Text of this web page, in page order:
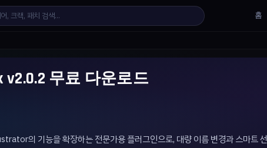
홈
v2.0.2 무료 다운로드
의 기능을 확장하는 전문가용 플러그인으로, 대량 이름 변경과 스마트